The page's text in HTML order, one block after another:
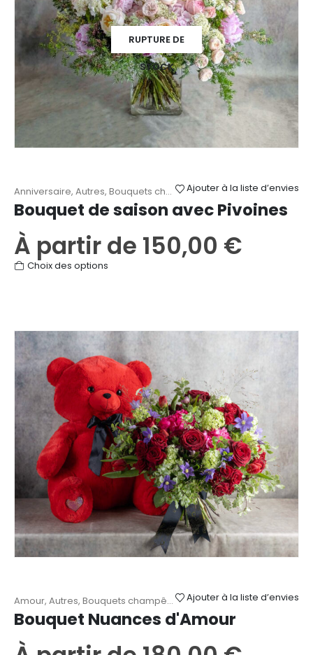
RUPTURE DE
STOCK
Ajouter à la liste d’envies
Anniversaire, Autres, Bouquets champêtres ,Fête des Mères,
Bouquet de saison avec Pivoines
À partir de 150,00 €
Choix des options
variations.
options
peuvent
être
choisies
sur
la
page
du
produit
Ajouter à la liste d’envies
Amour, Autres, Bouquets champêtres ,Roses,Saint-Valentin
Bouquet Nuances d'Amour